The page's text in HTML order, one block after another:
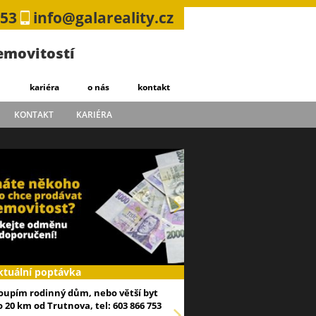
info@galareality.cz
kariéra o nás kontakt
KONTAKT KARIÉRA
poptávka
rodinný dům, nebo větší byt
20 km od Trutnova, tel: 603 866 753